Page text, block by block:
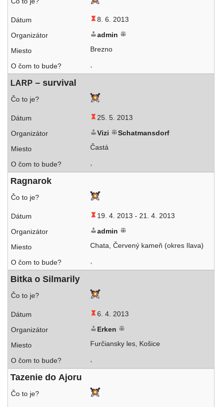
8. 6. 2013
admin
Brezno
,
LARP – survival
25. 5. 2013
Vizi
Schatmansdorf
Častá
,
Ragnarok
19. 4. 2013 - 21. 4. 2013
admin
Chata, Červený kameň (okres Ilava)
,
Bitka o Silmarily
6. 4. 2013
Erken
Furčiansky les, Košice
,
Tazenie do Ajoru